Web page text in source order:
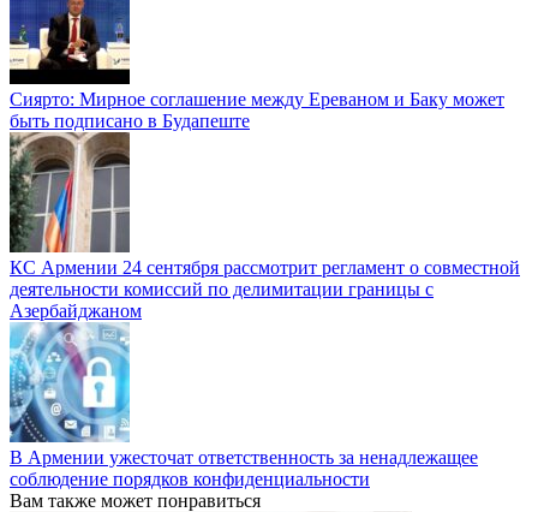
Сиярто: Мирное соглашение между Ереваном и Баку может
быть подписано в Будапеште
КС Армении 24 сентября рассмотрит регламент о совместной
деятельности комиссий по делимитации границы с
Азербайджаном
В Армении ужесточат ответственность за ненадлежащее
соблюдение порядков конфиденциальности
Вам также может понравиться